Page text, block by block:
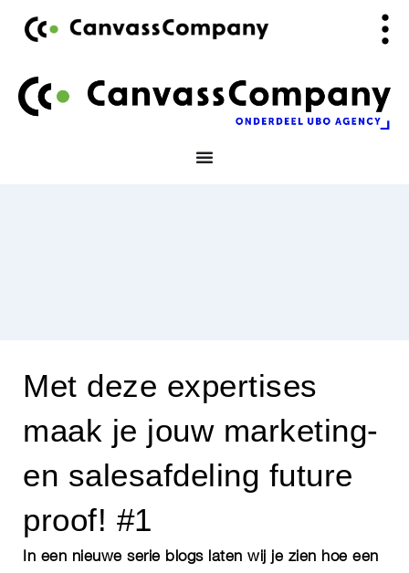
inhoud
naar
inhoud
Met deze expertises
maak je jouw marketing-
en salesafdeling future
proof! #1
In een nieuwe serie blogs laten wij je zien hoe een